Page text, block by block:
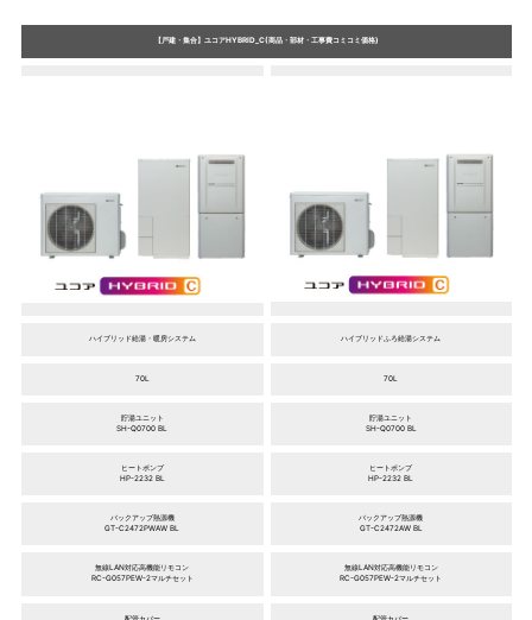
【戸建・集合】ユコアHYBRID_C(商品・部材・工事費コミコミ価格)
ハイブリッド給湯・暖房システム ハイブリッドふろ給湯システム
70L 70L
貯湯ユニット
SH-Q0700 BL
貯湯ユニット
SH-Q0700 BL
ヒートポンプ
HP-2232 BL
ヒートポンプ
HP-2232 BL
バックアップ熱源機
GT-C2472PWAW BL
バックアップ熱源機
GT-C2472AW BL
無線LAN対応高機能リモコン
RC-G057PEW-2マルチセット
無線LAN対応高機能リモコン
RC-G057PEW-2マルチセット